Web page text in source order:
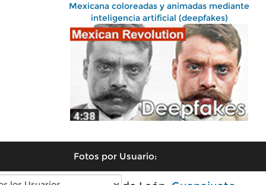
Mexicana coloreadas y animadas mediante
inteligencia artificial (deepfakes)
Fotos por Usuario: